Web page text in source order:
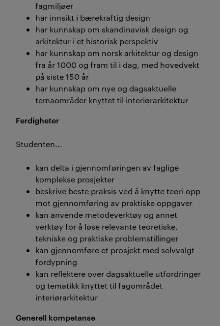
fagmiljøer
har innsikt i bærekraftig design
har kunnskap om skandinavisk design og
arkitektur i et historisk perspektiv
har kunnskap om norsk arkitektur og design
fra år 1000 og fram til i dag, med hovedvekt
på siste 150 år
har kunnskap om nye og dagsaktuelle
temaområder knyttet til interiørarkitektur
Ferdigheter
Studenten...
kan delta i gjennomføringen av faglige
komplekse prosjekter
beskrive beste praksis ved å knytte teori opp
mot gjennomføring av praktiske oppgaver
kan anvende metodeverktøy og annet
verktøy for å løse relevante teoretiske,
tekniske og praktiske problemstillinger
kan gjennomføre et prosjekt med selvvalgt
fordypning
kan reflektere over dagsaktuelle utfordringer
og tematikk knyttet til fagområdet
interiørarkitektur
Generell kompetanse